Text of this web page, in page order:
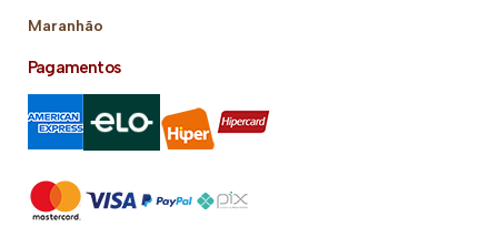
Maranhão
Pagamentos